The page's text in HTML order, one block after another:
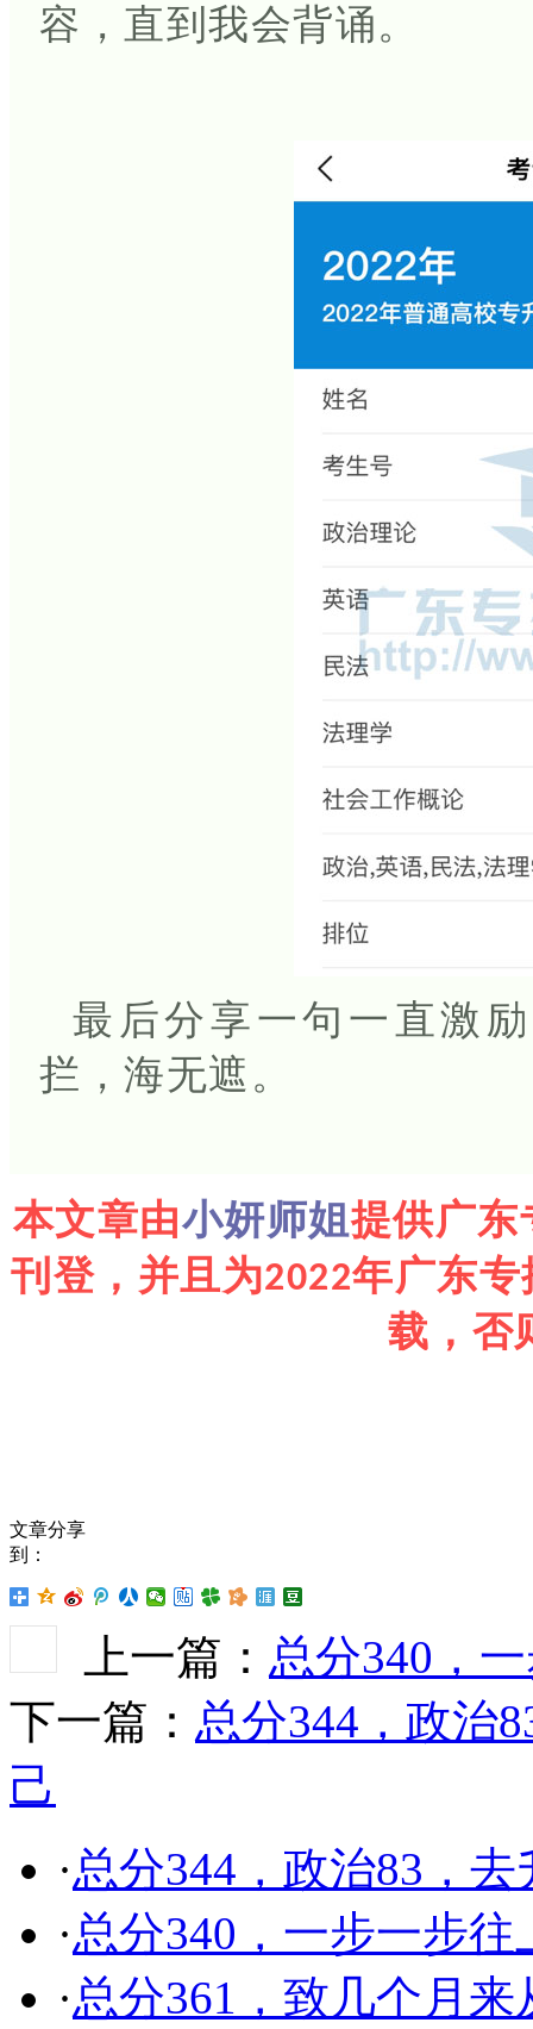
容，直到我会背诵。
最后分享一句一直激
拦，海无遮。
本文章由 小妍师姐提供广东
刊登，并且为2022年广东
载，否
文章分享
到：
上一篇： 总分340，
下一篇： 总分344，政治
己
·总分344，政治83，
·总分340，一步一步往
·总分361，致几个月